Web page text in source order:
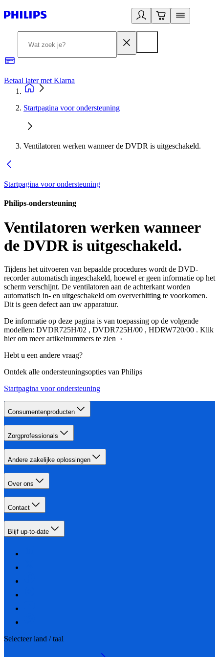
Betaal later met Klarna
Startpagina voor ondersteuning
Ventilatoren werken wanneer de DVDR is uitgeschakeld.
Startpagina voor ondersteuning
Philips-ondersteuning
Ventilatoren werken wanneer
de DVDR is uitgeschakeld.
Tijdens het uitvoeren van bepaalde procedures wordt de DVD-
recorder automatisch ingeschakeld, hoewel er geen informatie op het
scherm verschijnt. De ventilatoren aan de achterkant worden
automatisch in- en uitgeschakeld om oververhitting te voorkomen.
Dit is geen defect aan uw apparatuur.
De informatie op deze pagina is van toepassing op de volgende
modellen: DVDR725H/02 , DVDR725H/00 , HDRW720/00 . Klik
hier om meer artikelnummers te zien ›
Hebt u een andere vraag?
Ontdek alle ondersteuningsopties van Philips
Startpagina voor ondersteuning
Consumentenproducten
Zorgprofessionals
Andere zakelijke oplossingen
Over ons
Contact
Blijf up-to-date
Selecteer land / taal